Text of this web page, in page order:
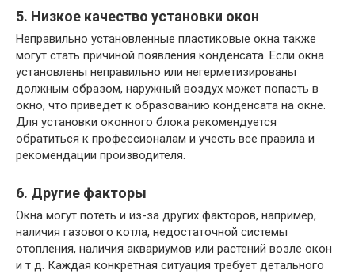
5. Низкое качество установки окон
Неправильно установленные пластиковые окна также
могут стать причиной появления конденсата. Если окна
установлены неправильно или негерметизированы
должным образом, наружный воздух может попасть в
окно, что приведет к образованию конденсата на окне.
Для установки оконного блока рекомендуется
обратиться к профессионалам и учесть все правила и
рекомендации производителя.
6. Другие факторы
Окна могут потеть и из-за других факторов, например,
наличия газового котла, недостаточной системы
отопления, наличия аквариумов или растений возле окон
и т д. Каждая конкретная ситуация требует детального